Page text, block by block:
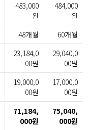
483,000
원
484,000
원
48개월 60개월
23,184,0
00원
29,040,0
00원
19,000,0
00원
17,000,0
00원
71,184,
000원
75,040,
000원